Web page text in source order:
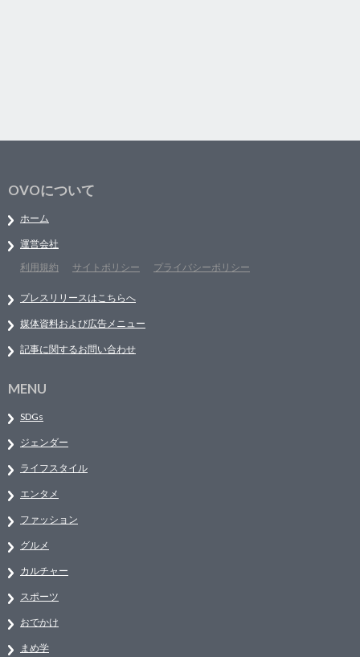
OVOについて
ホーム
運営会社
利用規約
サイトポリシー プライバシーポリシー
プレスリリースはこちらへ
媒体資料および広告メニュー
記事に関するお問い合わせ
MENU
SDGs
ジェンダー
ライフスタイル
エンタメ
ファッション
グルメ
カルチャー
スポーツ
おでかけ
まめ学